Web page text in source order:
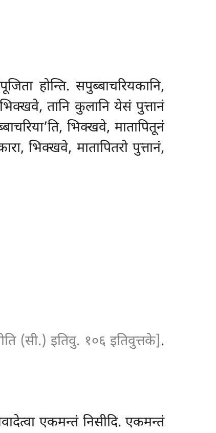
होन्ति. सपुब्बाचरियकानि,
तानि कुलानि येसं पुत्तानं
भिक्खवे, मातापितूनं
भिक्खवे, मातापितरो पुत्तानं,
(सी.) इतिवु. १०६ इतिवुत्तके].
एकमन्तं निसीदि. एकमन्तं